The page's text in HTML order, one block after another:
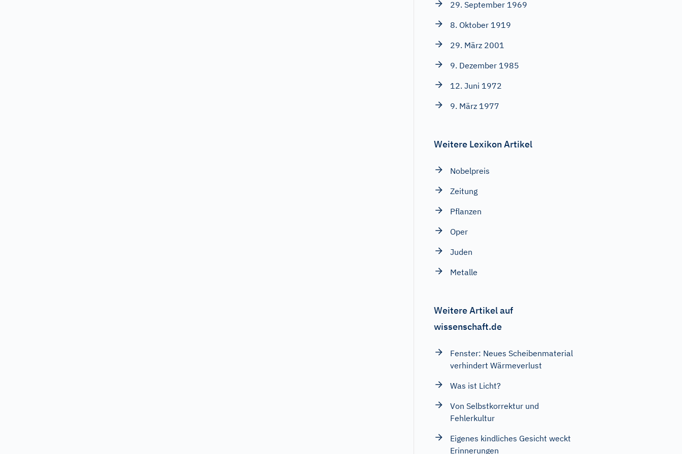
29. September 1969
8. Oktober 1919
29. März 2001
9. Dezember 1985
12. Juni 1972
9. März 1977
Weitere Lexikon Artikel
Nobelpreis
Zeitung
Pflanzen
Oper
Juden
Metalle
Weitere Artikel auf
wissenschaft.de
Fenster: Neues Scheibenmaterial
verhindert Wärmeverlust
Was ist Licht?
Von Selbstkorrektur und
Fehlerkultur
Eigenes kindliches Gesicht weckt
Erinnerungen